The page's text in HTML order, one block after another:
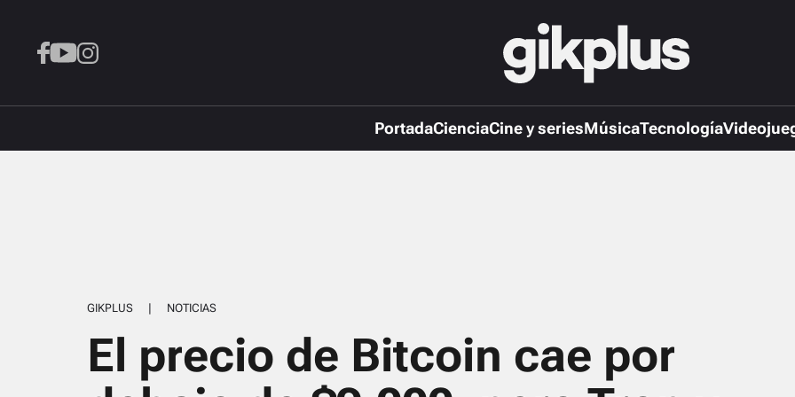
PortadaCienciaCine y seriesMúsicaTecnología
GIKPLUS | NOTICIAS
El precio de Bitcoin cae por